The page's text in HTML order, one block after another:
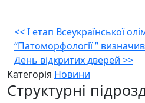
Навігація
записів
<<І етап Всеукраїнської
“Патоморфології ”
День відкритих дверей >>
Категорія Новини
Структурні